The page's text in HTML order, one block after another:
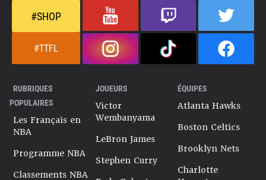
#SHOP
#TTFL
RUBRIQUES
POPULAIRES
Les Français en
NBA
Programme NBA
Classements NBA
JOUEURS
Victor
Wembanyama
LeBron James
Stephen Curry
ÉQUIPES
Atlanta Hawks
Boston Celtics
Brooklyn Nets
Charlotte